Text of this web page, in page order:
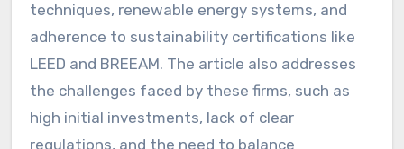
techniques, renewable energy systems, and
adherence to sustainability certifications like
LEED and BREEAM. The article also addresses
the challenges faced by these firms, such as
high initial investments, lack of clear
regulations, and the need to balance